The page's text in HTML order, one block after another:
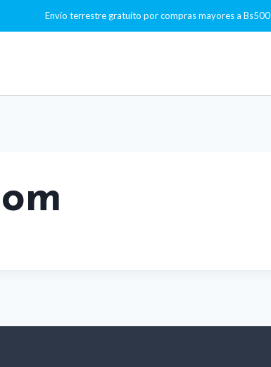
Envío terrestre gratuíto por compras mayores a Bs500